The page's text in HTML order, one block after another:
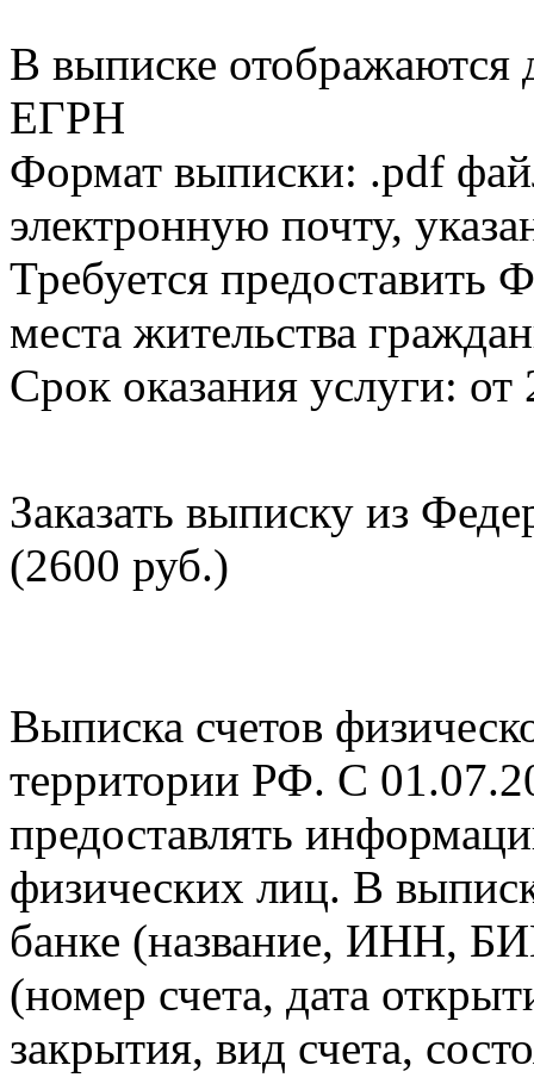
В выписке
ЕГРН
Формат выписки: .pdf
электронную почту,
Требуется
места жительства
Срок оказания услуги: от
Заказать выписку из
(2600 руб.)
Выписка счетов
территории РФ. С
предоставлять
физических лиц. В
банке (название, ИНН,
(номер счета, дата
закрытия, вид счета,